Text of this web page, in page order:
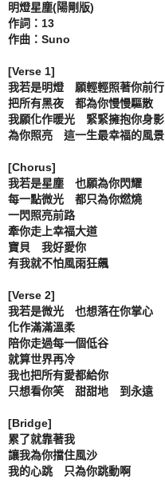
明燈星塵(陽剛版)
作詞：13
作曲：Suno
[Verse 1]
我若是明燈　願輕輕照著你前行
把所有黑夜　都為你慢慢驅散
我願化作暖光　緊緊擁抱你身影
為你照亮　這一生最幸福的風景
[Chorus]
我若是星塵　也願為你閃耀
每一點微光　都只為你燃燒
一閃照亮前路
牽你走上幸福大道
寶貝　我好愛你
有我就不怕風雨狂飆
[Verse 2]
我若是微光　也想落在你掌心
化作滿滿溫柔
陪你走過每一個低谷
就算世界再冷
我也把所有愛都給你
只想看你笑　甜甜地　到永遠
[Bridge]
累了就靠著我
讓我為你擋住風沙
我的心跳　只為你跳動啊